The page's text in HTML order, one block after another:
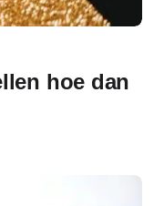
hoe dan